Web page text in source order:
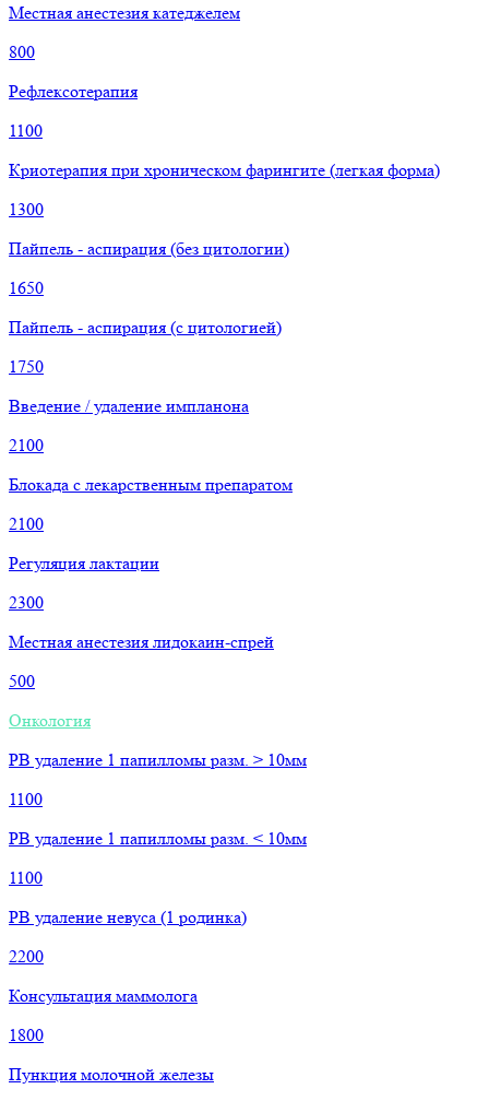
Местная анестезия катеджелем
800
Рефлексотерапия
1100
Криотерапия при хроническом фарингите (легкая форма)
1300
Пайпель - аспирация (без цитологии)
1650
Пайпель - аспирация (с цитологией)
1750
Введение / удаление импланона
2100
Блокада с лекарственным препаратом
2100
Регуляция лактации
2300
Местная анестезия лидокаин-спрей
500
Онкология
РВ удаление 1 папилломы разм. > 10мм
1100
РВ удаление 1 папилломы разм. < 10мм
1100
РВ удаление невуса (1 родинка)
2200
Консультация маммолога
1800
Пункция молочной железы